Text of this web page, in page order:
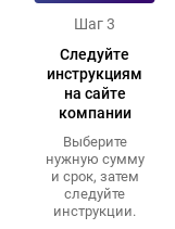
Шаг 3
Следуйте
инструкциям
на сайте
компании
Выберите
нужную сумму
и срок, затем
следуйте
инструкции.